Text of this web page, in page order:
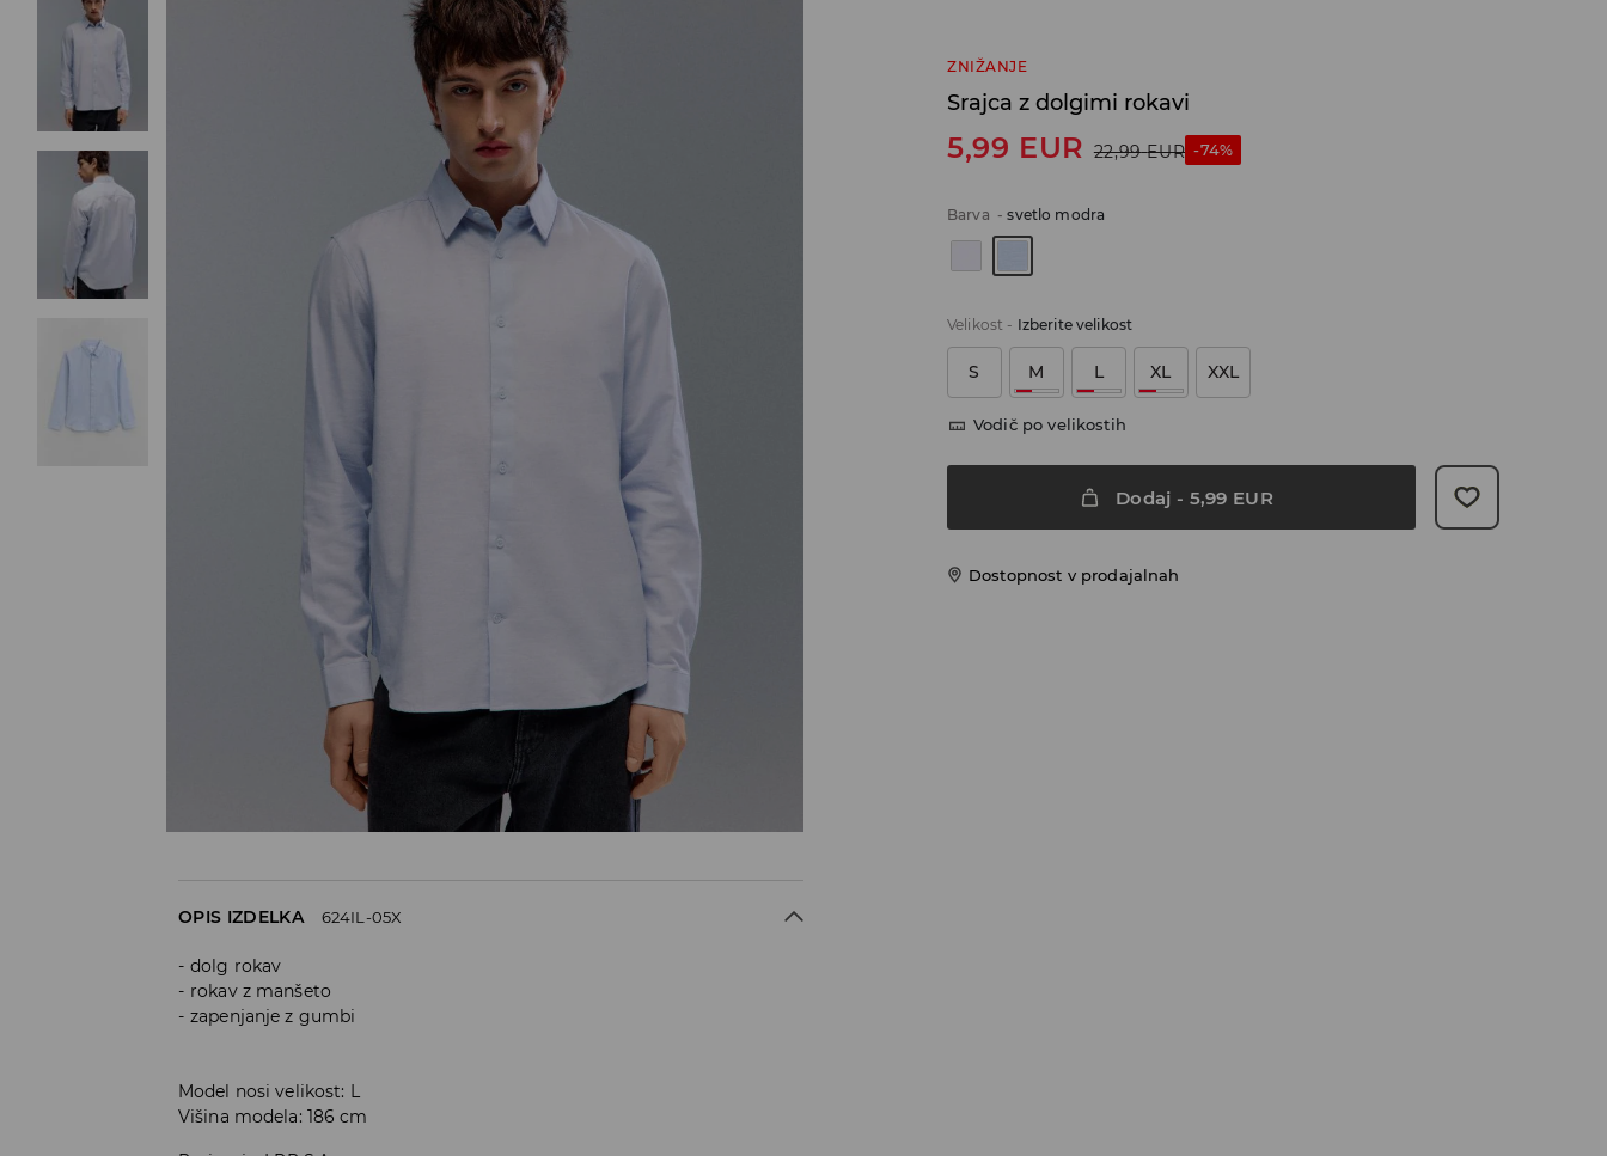
ZNIŽANJE
Srajca z dolgimi rokavi
5,99 EUR 22,99 EUR -74%
Barva -svetlo modra
Velikost - Izberite velikost
S M L XL XXL
Vodič po velikostih
Dodaj - 5,99 EUR
Dostopnost v prodajalnah
OPIS IZDELKA 624IL-05X
dolg rokav
rokav z manšeto
zapenjanje z gumbi
Model nosi velikost: L
Višina modela: 186 cm